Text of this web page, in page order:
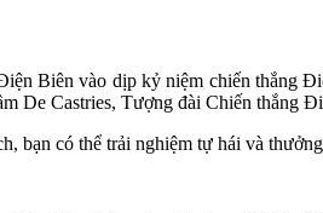
Biên vào dịp kỷ niệm chiến thắng
De Castries, Tượng đài Chiến thắng
bạn có thể trải nghiệm tự hái và